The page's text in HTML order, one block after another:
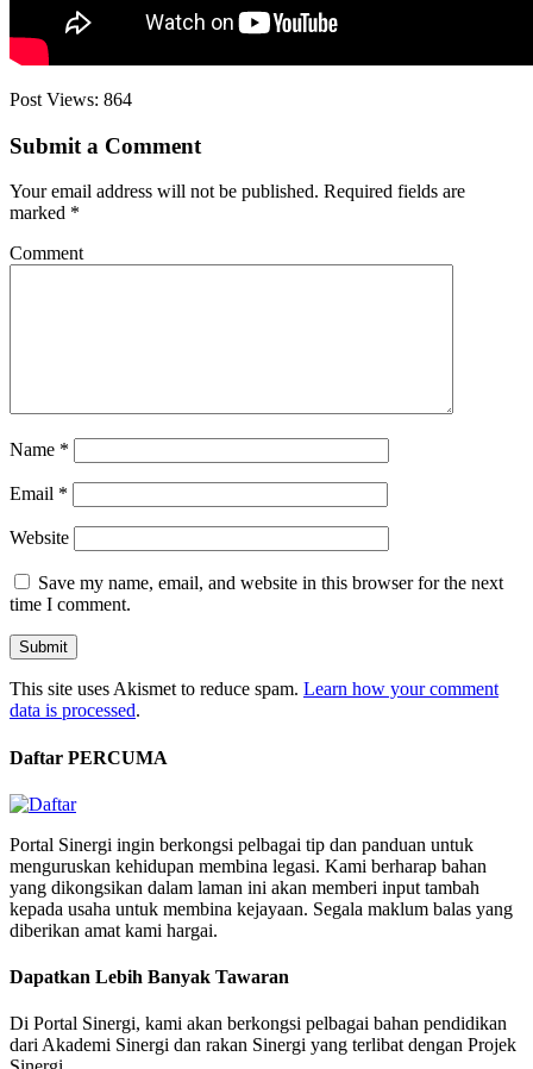
Post Views: 864
Submit a Comment
Your email address will not be published. Required fields are
marked *
Comment
Name *
Email *
Website
Save my name, email, and website in this browser for the next
time I comment.
This site uses Akismet to reduce spam. Learn how your comment
data is processed.
Daftar PERCUMA
Portal Sinergi ingin berkongsi pelbagai tip dan panduan untuk
menguruskan kehidupan membina legasi. Kami berharap bahan
yang dikongsikan dalam laman ini akan memberi input tambah
kepada usaha untuk membina kejayaan. Segala maklum balas yang
diberikan amat kami hargai.
Dapatkan Lebih Banyak Tawaran
Di Portal Sinergi, kami akan berkongsi pelbagai bahan pendidikan
dari Akademi Sinergi dan rakan Sinergi yang terlibat dengan Projek